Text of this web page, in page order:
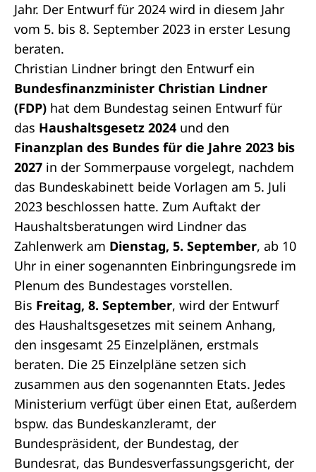
Jahr. Der Entwurf für 2024 wird in diesem Jahr
vom 5. bis 8. September 2023 in erster Lesung
beraten.
Christian Lindner bringt den Entwurf ein
Bundesfinanzminister Christian Lindner
(FDP) hat dem Bundestag seinen Entwurf für
das Haushaltsgesetz 2024 und den
Finanzplan des Bundes für die Jahre 2023 bis
2027 in der Sommerpause vorgelegt, nachdem
das Bundeskabinett beide Vorlagen am 5. Juli
2023 beschlossen hatte. Zum Auftakt der
Haushaltsberatungen wird Lindner das
Zahlenwerk am Dienstag, 5. September, ab 10
Uhr in einer sogenannten Einbringungsrede im
Plenum des Bundestages vorstellen.
Bis Freitag, 8. September, wird der Entwurf
des Haushaltsgesetzes mit seinem Anhang,
den insgesamt 25 Einzelplänen, erstmals
beraten. Die 25 Einzelpläne setzen sich
zusammen aus den sogenannten Etats. Jedes
Ministerium verfügt über einen Etat, außerdem
bspw. das Bundeskanzleramt, der
Bundespräsident, der Bundestag, der
Bundesrat, das Bundesverfassungsgericht, der